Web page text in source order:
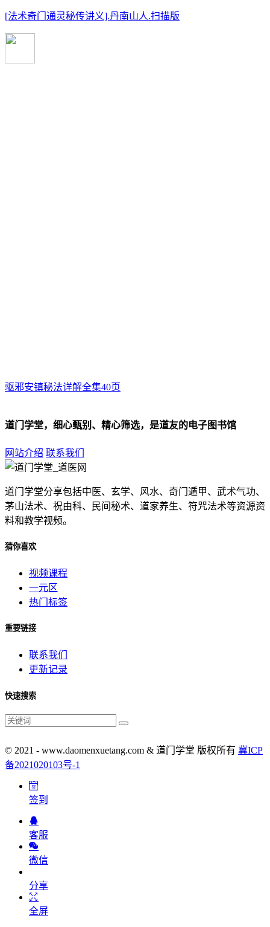
[法术奇门通灵秘传讲义].丹南山人.扫描版
驱邪安镇秘法详解全集40页
道门学堂，细心甄别、精心筛选，是道友的电子图书馆
网站介绍 联系我们
道门学堂分享包括中医、玄学、风水、奇门遁甲、武术气功、
茅山法术、祝由科、民间秘术、道家养生、符咒法术等资源资
料和教学视频。
猜你喜欢
视频课程
一元区
热门标签
重要链接
联系我们
更新记录
快速搜索
© 2021 - www.daomenxuetang.com & 道门学堂 版权所有 冀ICP
备2021020103号-1
签到
客服
微信
分享
全屏